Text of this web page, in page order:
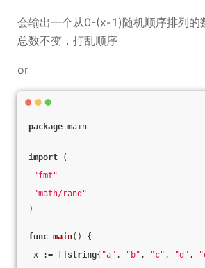
会输出一个从0-(x-1)随机顺序排列的
总数不变，打乱顺序
or
package main
import (
"fmt"
"math/rand"
)
func main()
{
x := [] string{ "a" , "b" , "c" , "d" ,